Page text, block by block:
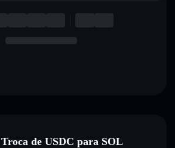
de USDC para SOL